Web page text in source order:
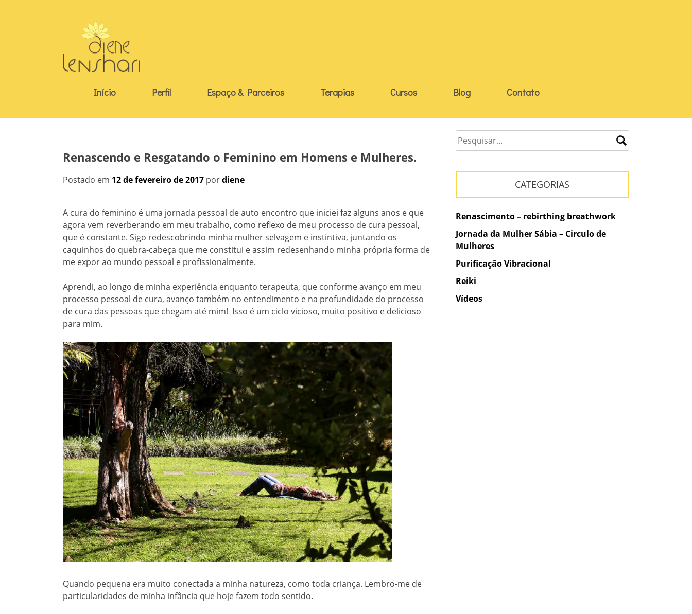
Início Perfil Espaço & Parceiros Terapias Cursos Blog Contato
Renascendo e Resgatando o Feminino em Homens e Mulheres.
Postado em 12 de fevereiro de 2017 pordiene
A cura do feminino é uma jornada pessoal de auto encontro que iniciei faz alguns anos e que
agora vem reverberando em meu trabalho, como reflexo de meu processo de cura pessoal,
que é constante. Sigo redescobrindo minha mulher selvagem e instintiva, juntando os
caquinhos do quebra-cabeça que me constitui e assim redesenhando minha própria forma de
me expor ao mundo pessoal e profissionalmente.
Aprendi, ao longo de minha experiência enquanto terapeuta, que conforme avanço em meu
processo pessoal de cura, avanço também no entendimento e na profundidade do processo
de cura das pessoas que chegam até mim! Isso é um ciclo vicioso, muito positivo e delicioso
para mim.
Quando pequena era muito conectada a minha natureza, como toda criança. Lembro-me de
particularidades de minha infância que hoje fazem todo sentido.
CATEGORIAS
Renascimento – rebirthing breathwork
Jornada da Mulher Sábia – Circulo de
Mulheres
Purificação Vibracional
Reiki
Vídeos